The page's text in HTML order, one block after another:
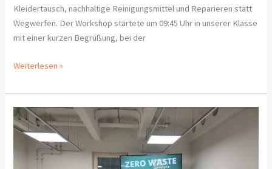
Kleidertausch, nachhaltige Reinigungsmittel und Reparieren statt
Wegwerfen. Der Workshop startete um 09:45 Uhr in unserer Klasse
mit einer kurzen Begrüßung, bei der
Weiterlesen »
Workshop-
Bericht:
Zero-
Waste &